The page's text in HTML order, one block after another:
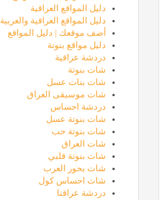
دليل المواقع العراقية
دليل المواقع العراقية والعربية
أضف موقعك | دليل المواقع
دليل مواقع بنوتة
دردشة عراقية
شات بنوتة
شات بنات عسل
شات موسيقى العراق
دردشة احساس
شات بنوتة عسل
شات بنوتة حب
شات العراق
شات بنوتة قلبي
شات بحور العرب
شات احساس كول
دردشة عراقنا